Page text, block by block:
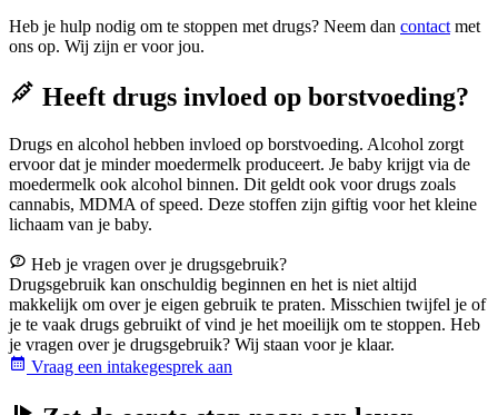
Heb je hulp nodig om te stoppen met drugs? Neem dan contactmet
ons op. Wij zijn er voor jou.
Heeft drugs invloed op borstvoeding?
Drugs en alcohol hebben invloed op borstvoeding. Alcohol zorgt
ervoor dat je minder moedermelk produceert. Je baby krijgt via de
moedermelk ook alcohol binnen. Dit geldt ook voor drugs zoals
cannabis, MDMA of speed. Deze stoffen zijn giftig voor het kleine
lichaam van je baby.
Heb je vragen over je drugsgebruik?
Drugsgebruik kan onschuldig beginnen en het is niet altijd
makkelijk om over je eigen gebruik te praten. Misschien twijfel je of
je te vaak drugs gebruikt of vind je het moeilijk om te stoppen. Heb
je vragen over je drugsgebruik? Wij staan voor je klaar.
Vraag een intakegesprek aan